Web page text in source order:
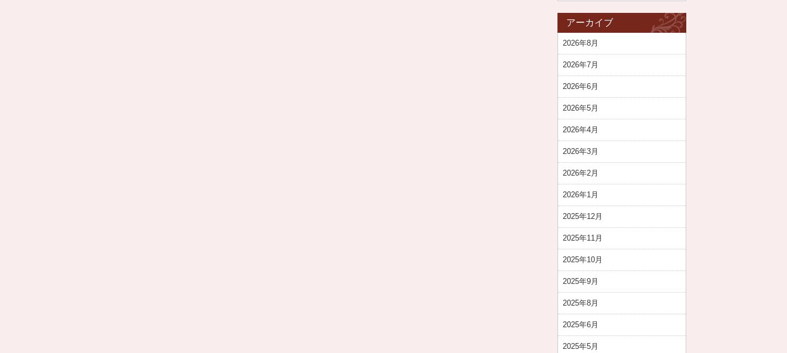
アーカイブ
2026年8月
2026年7月
2026年6月
2026年5月
2026年4月
2026年3月
2026年2月
2026年1月
2025年12月
2025年11月
2025年10月
2025年9月
2025年8月
2025年6月
2025年5月